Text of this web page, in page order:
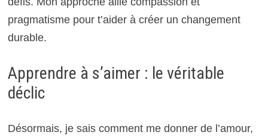
pragmatisme pour t’aider à créer un changement
durable.
Apprendre à s’aimer : le véritable
déclic
Désormais, je sais comment me donner de l’amour,